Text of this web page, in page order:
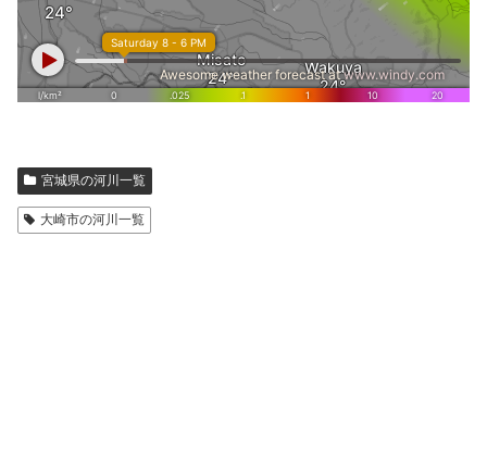
宮城県の河川一覧
大崎市の河川一覧